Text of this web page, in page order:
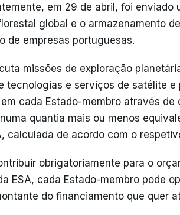
em 29 de abril, foi enviado
global e o armazenamento
de empresas portuguesas.
missões de exploração
tecnologias e serviços de satélite e
cada Estado-membro através
quantia mais ou menos
calculada de acordo com o
obrigatoriamente para o
ESA, cada Estado-membro pode
do financiamento que quer